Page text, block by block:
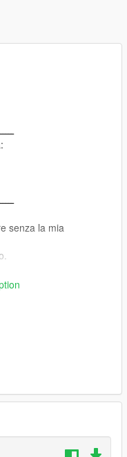
senza la mia
without my